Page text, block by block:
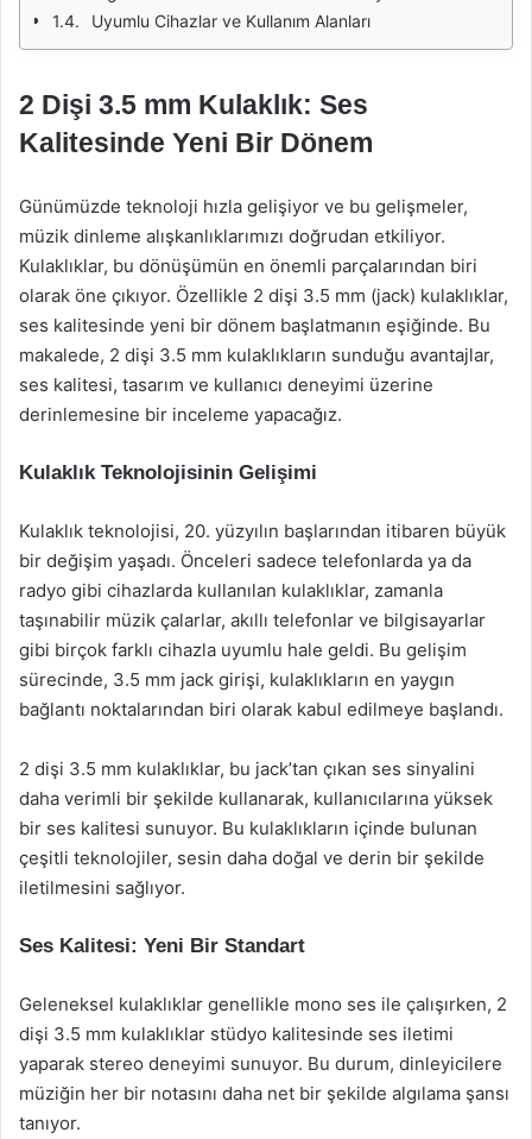
Uyumlu Cihazlar ve Kullanım Alanları
2 Dişi 3.5 mm Kulaklık: Ses
Kalitesinde Yeni Bir Dönem
Günümüzde teknoloji hızla gelişiyor ve bu gelişmeler,
müzik dinleme alışkanlıklarımızı doğrudan etkiliyor.
Kulaklıklar, bu dönüşümün en önemli parçalarından biri
olarak öne çıkıyor. Özellikle 2 dişi 3.5 mm (jack) kulaklıklar,
ses kalitesinde yeni bir dönem başlatmanın eşiğinde. Bu
makalede, 2 dişi 3.5 mm kulaklıkların sunduğu avantajlar,
ses kalitesi, tasarım ve kullanıcı deneyimi üzerine
derinlemesine bir inceleme yapacağız.
Kulaklık Teknolojisinin Gelişimi
Kulaklık teknolojisi, 20. yüzyılın başlarından itibaren büyük
bir değişim yaşadı. Önceleri sadece telefonlarda ya da
radyo gibi cihazlarda kullanılan kulaklıklar, zamanla
taşınabilir müzik çalarlar, akıllı telefonlar ve bilgisayarlar
gibi birçok farklı cihazla uyumlu hale geldi. Bu gelişim
sürecinde, 3.5 mm jack girişi, kulaklıkların en yaygın
bağlantı noktalarından biri olarak kabul edilmeye başlandı.
2 dişi 3.5 mm kulaklıklar, bu jack’tan çıkan ses sinyalini
daha verimli bir şekilde kullanarak, kullanıcılarına yüksek
bir ses kalitesi sunuyor. Bu kulaklıkların içinde bulunan
çeşitli teknolojiler, sesin daha doğal ve derin bir şekilde
iletilmesini sağlıyor.
Ses Kalitesi: Yeni Bir Standart
Geleneksel kulaklıklar genellikle mono ses ile çalışırken, 2
dişi 3.5 mm kulaklıklar stüdyo kalitesinde ses iletimi
yaparak stereo deneyimi sunuyor. Bu durum, dinleyicilere
müziğin her bir notasını daha net bir şekilde algılama şansı
tanıyor.